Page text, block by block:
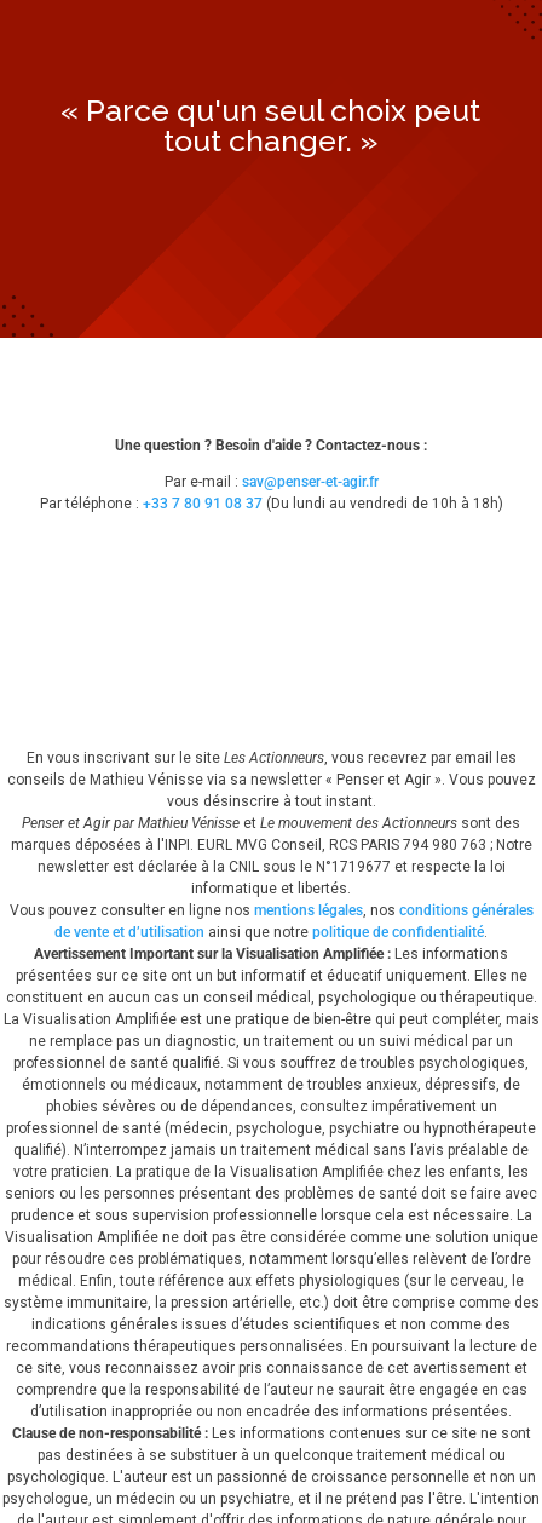
« Parce qu'un seul choix peut
tout changer. »
Une question ? Besoin d'aide ? Contactez-nous :
Par e-mail : sav@penser-et-agir.fr
Par téléphone : +33 7 80 91 08 37​ (Du lundi au vendredi de 10h à 18h)
En vous inscrivant sur le site Les Actionneurs, vous recevrez par email les
conseils de Mathieu Vénisse via sa newsletter « Penser et Agir ». Vous pouvez
vous désinscrire à tout instant.
Penser et Agir par Mathieu Vénisse et Le mouvement des Actionneurs sont des
marques déposées à l'INPI. EURL MVG Conseil, RCS PARIS 794 980 763 ; Notre
newsletter est déclarée à la CNIL sous le N°1719677 et respecte la loi
informatique et libertés.
Vous pouvez consulter en ligne nos mentions légales, nos conditions générales
de vente et d’utilisation ainsi que notre politique de confidentialité.
Avertissement Important sur la Visualisation Amplifiée : Les informations
présentées sur ce site ont un but informatif et éducatif uniquement. Elles ne
constituent en aucun cas un conseil médical, psychologique ou thérapeutique.
La Visualisation Amplifiée est une pratique de bien-être qui peut compléter, mais
ne remplace pas un diagnostic, un traitement ou un suivi médical par un
professionnel de santé qualifié. Si vous souffrez de troubles psychologiques,
émotionnels ou médicaux, notamment de troubles anxieux, dépressifs, de
phobies sévères ou de dépendances, consultez impérativement un
professionnel de santé (médecin, psychologue, psychiatre ou hypnothérapeute
qualifié). N’interrompez jamais un traitement médical sans l’avis préalable de
votre praticien. La pratique de la Visualisation Amplifiée chez les enfants, les
seniors ou les personnes présentant des problèmes de santé doit se faire avec
prudence et sous supervision professionnelle lorsque cela est nécessaire. La
Visualisation Amplifiée ne doit pas être considérée comme une solution unique
pour résoudre ces problématiques, notamment lorsqu’elles relèvent de l’ordre
médical. Enfin, toute référence aux effets physiologiques (sur le cerveau, le
système immunitaire, la pression artérielle, etc.) doit être comprise comme des
indications générales issues d’études scientifiques et non comme des
recommandations thérapeutiques personnalisées. En poursuivant la lecture de
ce site, vous reconnaissez avoir pris connaissance de cet avertissement et
comprendre que la responsabilité de l’auteur ne saurait être engagée en cas
d’utilisation inappropriée ou non encadrée des informations présentées.
Clause de non-responsabilité : Les informations contenues sur ce site ne sont
pas destinées à se substituer à un quelconque traitement médical ou
psychologique. L'auteur est un passionné de croissance personnelle et non un
psychologue, un médecin ou un psychiatre, et il ne prétend pas l'être. L'intention